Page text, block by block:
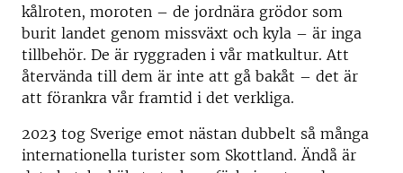
kålroten, moroten – de jordnära grödor som
burit landet genom missväxt och kyla – är inga
tillbehör. De är ryggraden i vår matkultur. Att
återvända till dem är inte att gå bakåt – det är
att förankra vår framtid i det verkliga.
2023 tog Sverige emot nästan dubbelt så många
internationella turister som Skottland. Ändå är